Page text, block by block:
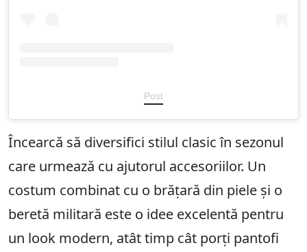
Post
Încearcă să diversifici stilul clasic în sezonul
care urmează cu ajutorul accesoriilor. Un
costum combinat cu o brățară din piele și o
beretă militară este o idee excelentă pentru
un look modern, atât timp cât porți pantofi